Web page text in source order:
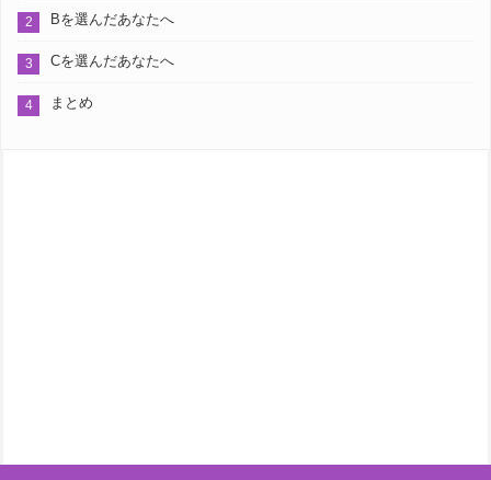
Bを選んだあなたへ
Cを選んだあなたへ
まとめ